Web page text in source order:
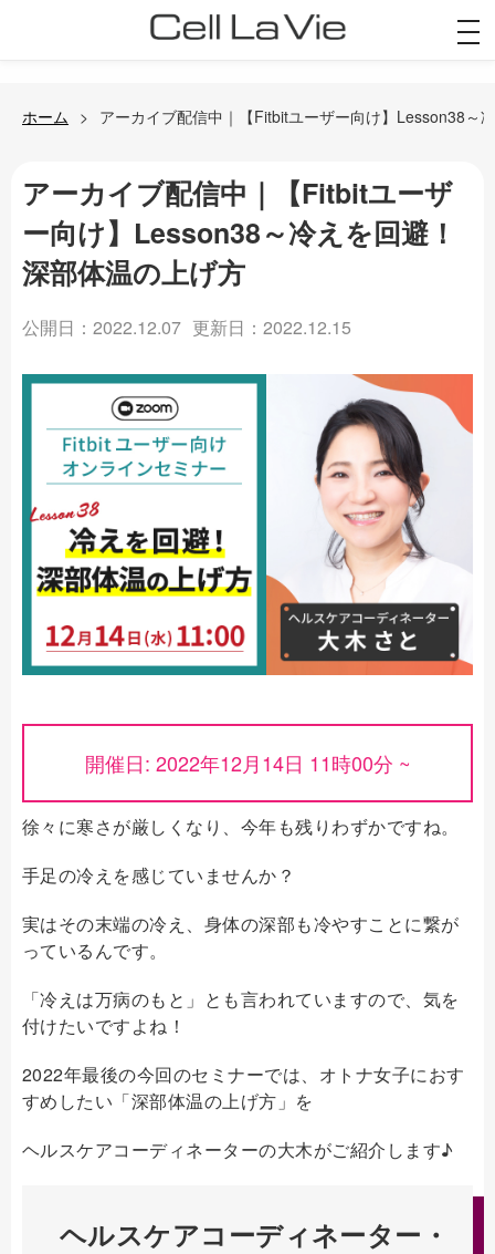
ホーム アーカイブ配信中｜【Fitbitユーザー向け】Lesson38～
アーカイブ配信中｜【Fitbitユーザ
ー向け】Lesson38～冷えを回避！
深部体温の上げ方
公開日：2022.12.07 更新日：2022.12.15
開催日: 2022年12月14日 11時00分 ~
徐々に寒さが厳しくなり、今年も残りわずかですね。
手足の冷えを感じていませんか？
実はその末端の冷え、身体の深部も冷やすことに繋が
っているんです。
「冷えは万病のもと」とも言われていますので、気を
付けたいですよね！
2022年最後の今回のセミナーでは、オトナ女子におす
すめしたい「深部体温の上げ方」を
ヘルスケアコーディネーターの大木がご紹介します♪
ヘルスケアコーディネーター・